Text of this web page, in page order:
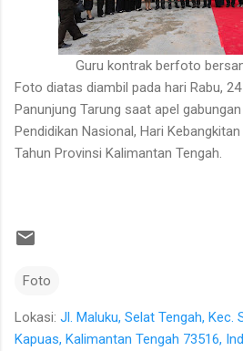
Guru kontrak berfoto
Foto diatas diambil pada hari Rabu,
Panunjung Tarung saat apel
Pendidikan Nasional, Hari
Tahun Provinsi Kalimantan Tengah.
Foto
Lokasi: Jl. Maluku, Selat Tengah, Kec.
Kapuas, Kalimantan Tengah 73516,